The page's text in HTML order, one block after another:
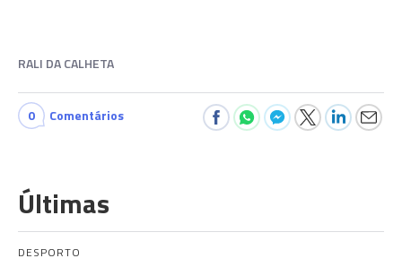
RALI DA CALHETA
0 Comentários
Últimas
DESPORTO